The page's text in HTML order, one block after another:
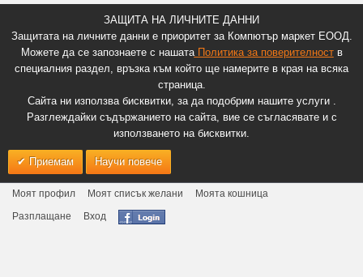
ЗАЩИТА НА ЛИЧНИТЕ ДАННИ
Защитата на личните данни е приоритет за Компютър маркет ЕООД.
Можете да се запознаете с нашатаПолитика за поверителноств
специалния раздел, връзка към който ще намерите в края на всяка
страница.
Сайта ни използва бисквитки, за да подобрим нашите услуги .
Разглеждайки съдържанието на сайта, вие се съгласявате и с
използването на бисквитки.
Приемам Научи повече
Моят профил Моят списък желани
Моята кошница
Разплащане
Вход